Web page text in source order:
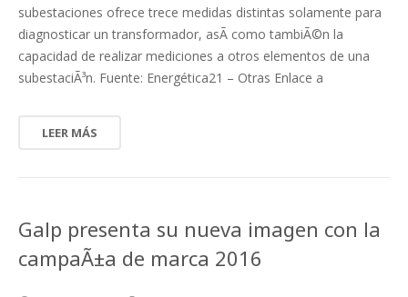
subestaciones ofrece trece medidas distintas solamente para
diagnosticar un transformador, asÃ­ como tambiÃ©n la
capacidad de realizar mediciones a otros elementos de una
subestaciÃ³n. Fuente: Energética21 – Otras Enlace a
LEER MÁS
Galp presenta su nueva imagen con la
campaÃ±a de marca 2016